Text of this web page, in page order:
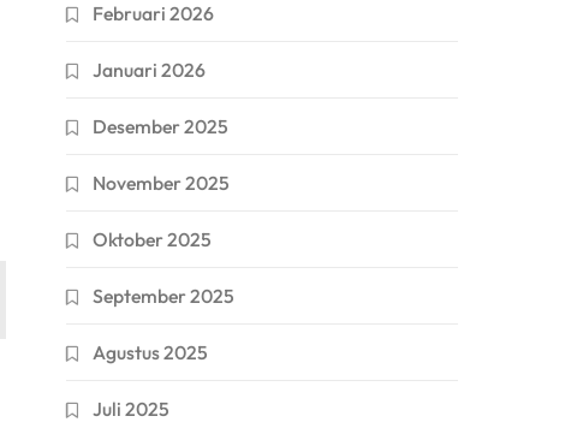
Februari 2026
Januari 2026
Desember 2025
November 2025
Oktober 2025
September 2025
Agustus 2025
Juli 2025